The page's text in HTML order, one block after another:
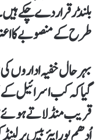
بلنڈر قرار دے چکے
طرح کے منصوبے کا
بہرحال خفیہ اداروں
گیا کہ کب اسرائیل
قریب منڈلاتے ہوئے